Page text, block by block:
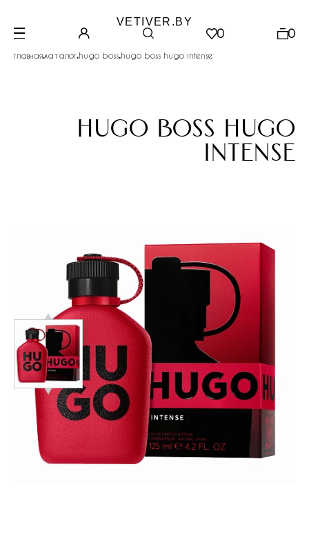
VETIVER.BY
0 0
главная.каталог.hugo boss.hugo boss hugo intense
hugo boss hugo
intense